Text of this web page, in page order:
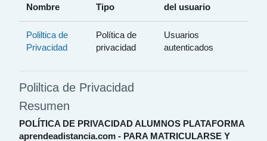
Nombre Tipo
del usuario
Poliltica de
Privacidad
Política de
privacidad
Usuarios
autenticados
Poliltica de Privacidad
Resumen
POLÍTICA DE PRIVACIDAD ALUMNOS PLATAFORMA
aprendeadistancia.com - PARA MATRICULARSE Y